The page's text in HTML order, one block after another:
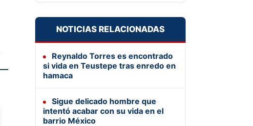
NOTICIAS RELACIONADAS
Reynaldo Torres es encontrado
si vida en Teustepe tras enredo en
hamaca
Sigue delicado hombre que
intentó acabar con su vida en el
barrio México